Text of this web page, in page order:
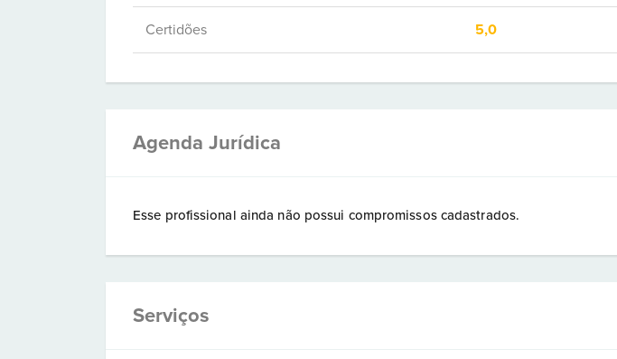
Certidões 5,0
Agenda Jurídica
Esse profissional ainda não possui compromissos cadastrados.
Serviços